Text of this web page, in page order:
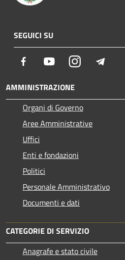
SEGUICI SU
Facebook YoutubeInstagram
AMMINISTRAZIONE
Organi di Governo
Aree Amministrative
Uffici
Enti e fondazioni
Politici
Personale Amministrativo
Documenti e dati
CATEGORIE DI SERVIZIO
Anagrafe e stato civile